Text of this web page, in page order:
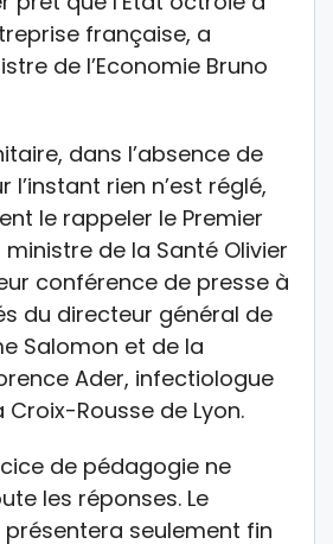
française, a
de l’Economie Bruno
dans l’absence de
rien n’est réglé,
le rappeler le Premier
de la Santé Olivier
conférence de presse à
du directeur général de
Salomon et de la
Ader, infectiologue
Croix-Rousse de Lyon.
de pédagogie ne
les réponses. Le
seulement fin